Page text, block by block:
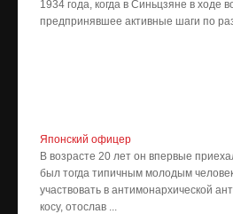
1934 года, когда в Синьцзяне в ходе
предпринявшее активные шаги по
Японский офицер
В возрасте 20 лет он впервые
был тогда типичным молодым
участвовать в антимонархической
косу, отослав ...